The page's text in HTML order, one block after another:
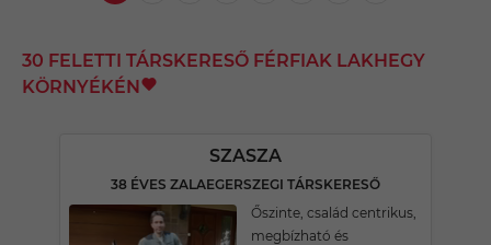
30 FELETTI TÁRSKERESŐ FÉRFIAK LAKHEGY
KÖRNYÉKÉN
SZASZA
38 ÉVES ZALAEGERSZEGI TÁRSKERESŐ
Őszinte, család centrikus,
megbízható és